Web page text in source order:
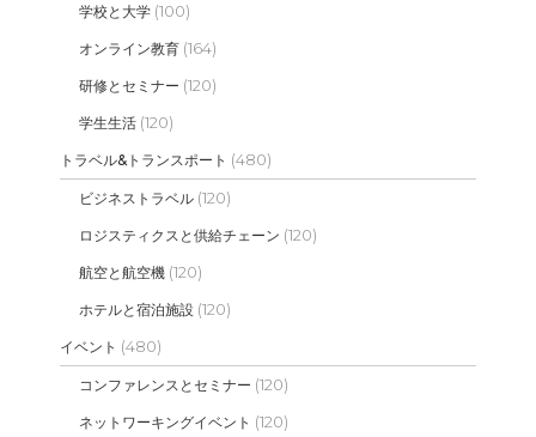
学校と大学 (100)
オンライン教育 (164)
研修とセミナー (120)
学生生活 (120)
トラベル&トランスポート (480)
ビジネストラベル (120)
ロジスティクスと供給チェーン (120)
航空と航空機 (120)
ホテルと宿泊施設 (120)
イベント (480)
コンファレンスとセミナー (120)
ネットワーキングイベント (120)